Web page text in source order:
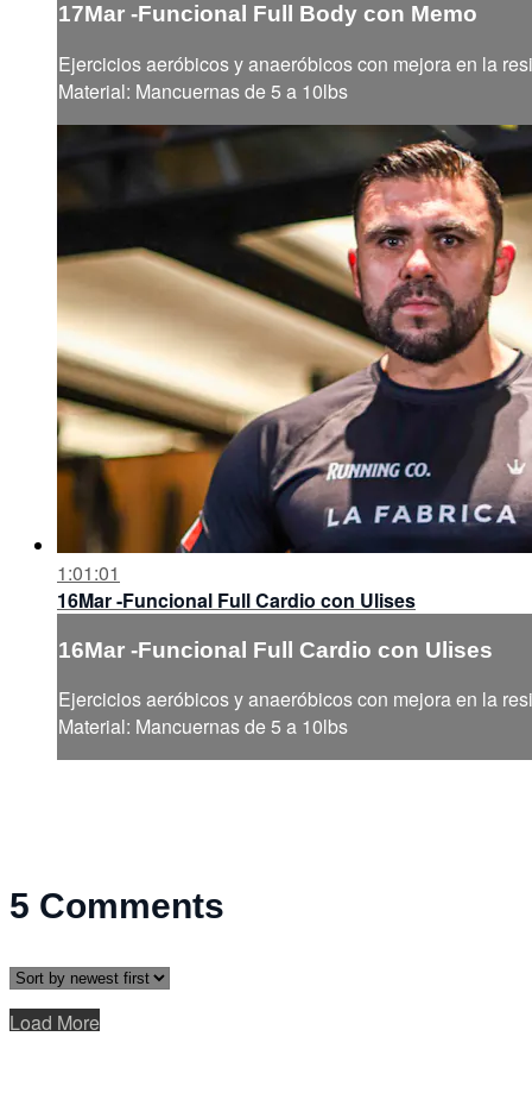
17Mar -Funcional Full Body con Memo
Ejercicios aeróbicos y anaeróbicos con mejora en la
Material: Mancuernas de 5 a 10lbs
1:01:01
16Mar -Funcional Full Cardio con Ulises
16Mar -Funcional Full Cardio con Ulises
Ejercicios aeróbicos y anaeróbicos con mejora en la
Material: Mancuernas de 5 a 10lbs
5 Comments
Load More